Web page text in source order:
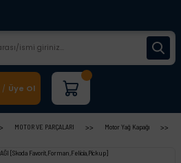
/ Üye Ol
MOTOR VE PARÇALARI Motor Yağ Kapağı